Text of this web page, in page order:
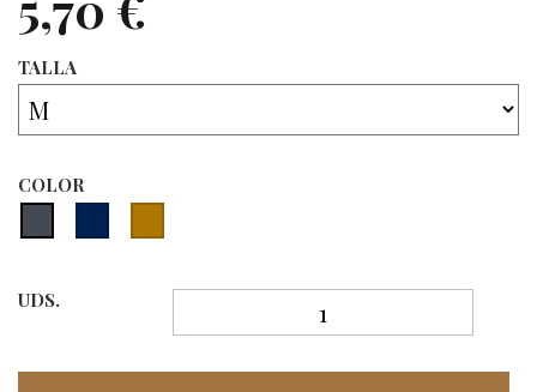
TALLA
COLOR
UDS.